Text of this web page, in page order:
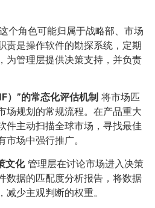
个角色可能归属于战略部、市场
责是操作软件的勘探系统，定期
为管理层提供决策支持，并负责
）”的常态化评估机制 将市场匹
场规划的常规流程。在产品重大
件主动扫描全球市场，寻找最佳
场中强行推广。
文化管理层在讨论市场进入决策
数据的匹配度分析报告，将数据
少主观判断的权重。